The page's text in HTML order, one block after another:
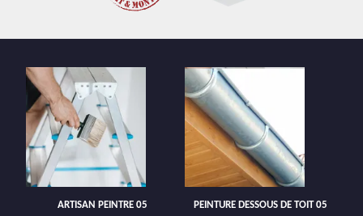
ARTISAN PEINTRE 05 PEINTURE DESSOUS DE TOIT 05